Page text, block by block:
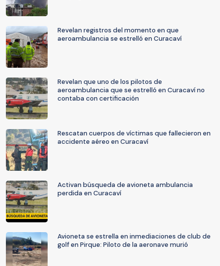
Revelan registros del momento en que
aeroambulancia se estrelló en Curacaví
Revelan que uno de los pilotos de
aeroambulancia que se estrelló en Curacaví no
contaba con certificación
Rescatan cuerpos de víctimas que fallecieron en
accidente aéreo en Curacaví
Activan búsqueda de avioneta ambulancia
perdida en Curacaví
Avioneta se estrella en inmediaciones de club de
golf en Pirque: Piloto de la aeronave murió